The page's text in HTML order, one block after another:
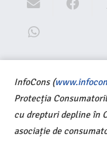
InfoCons (
Protecția
cu drepturi depline în
asociație de